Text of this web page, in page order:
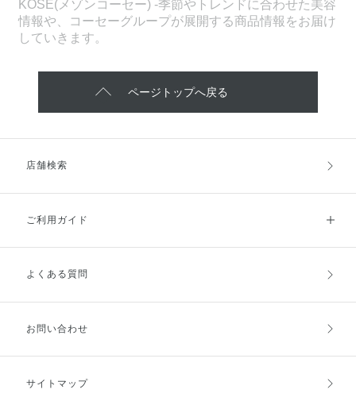
KOSÉ(メゾンコーセー) -季節やトレンドに合わせた美容
情報や、コーセーグループが展開する商品情報をお届け
していきます。
ページトップへ戻る
店舗検索
ご利用ガイド
ご利用ガイドトップ
お支払方法
キャンセル・返品・交換
よくある質問
お問い合わせ
サイトマップ